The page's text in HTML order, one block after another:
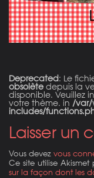
Deprecated: Le
obsolète depuis la
disponible. Veuillez
votre thème. in /var/
includes/
Laisser un
Vous devez vous
Ce site utilise Akismet
sur la façon dont les